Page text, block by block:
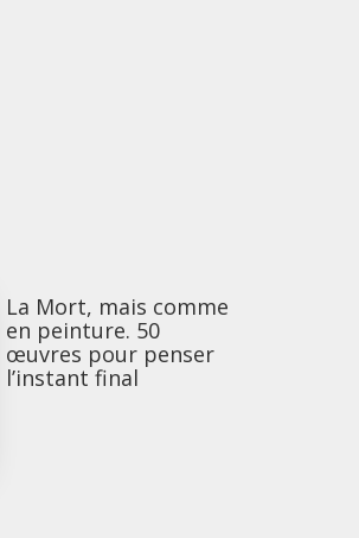
La Mort, mais comme
en peinture. 50
œuvres pour penser
l’instant final